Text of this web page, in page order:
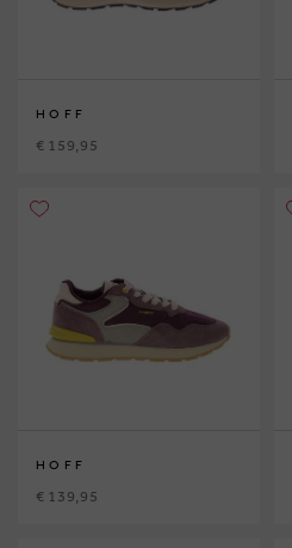
HOFF
€ 159,95
HOFF
€ 139,95